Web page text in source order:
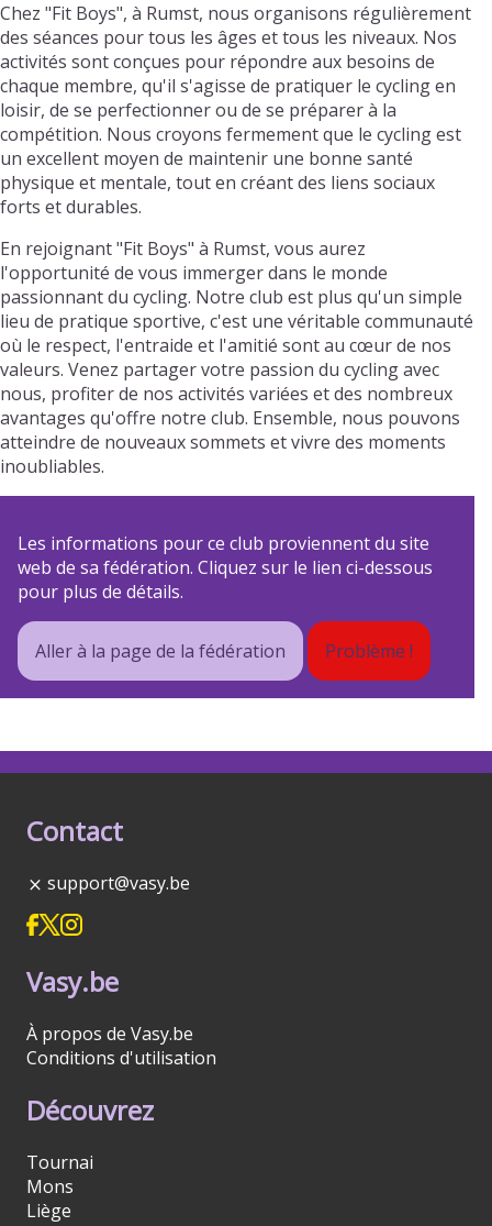
Chez "Fit Boys", à Rumst, nous organisons régulièrement
des séances pour tous les âges et tous les niveaux. Nos
activités sont conçues pour répondre aux besoins de
chaque membre, qu'il s'agisse de pratiquer le cycling en
loisir, de se perfectionner ou de se préparer à la
compétition. Nous croyons fermement que le cycling est
un excellent moyen de maintenir une bonne santé
physique et mentale, tout en créant des liens sociaux
forts et durables.
En rejoignant "Fit Boys" à Rumst, vous aurez
l'opportunité de vous immerger dans le monde
passionnant du cycling. Notre club est plus qu'un simple
lieu de pratique sportive, c'est une véritable communauté
où le respect, l'entraide et l'amitié sont au cœur de nos
valeurs. Venez partager votre passion du cycling avec
nous, profiter de nos activités variées et des nombreux
avantages qu'offre notre club. Ensemble, nous pouvons
atteindre de nouveaux sommets et vivre des moments
inoubliables.
Les informations pour ce club proviennent du site
web de sa fédération. Cliquez sur le lien ci-dessous
pour plus de détails.
Aller à la page de la fédération Problème !
Contact
support@vasy.be
Vasy.be
À propos de Vasy.be
Conditions d'utilisation
Découvrez
Tournai
Mons
Liège